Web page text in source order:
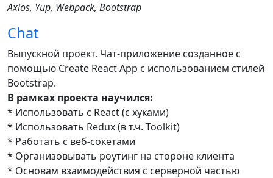
Axios, Yup, Webpack, Bootstrap
Chat
Выпускной проект. Чат-приложение созданное с
помощью Create React App с использованием стилей
Bootstrap.
В рамках проекта научился:
* Использовать с React (с хуками)
* Использовать Redux (в т.ч. Toolkit)
* Работать с веб-сокетами
* Организовывать роутинг на стороне клиента
* Основам взаимодействия с серверной частью